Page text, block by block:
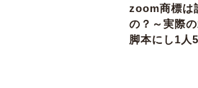
zoom商標は
の？～実際
脚本にし1人